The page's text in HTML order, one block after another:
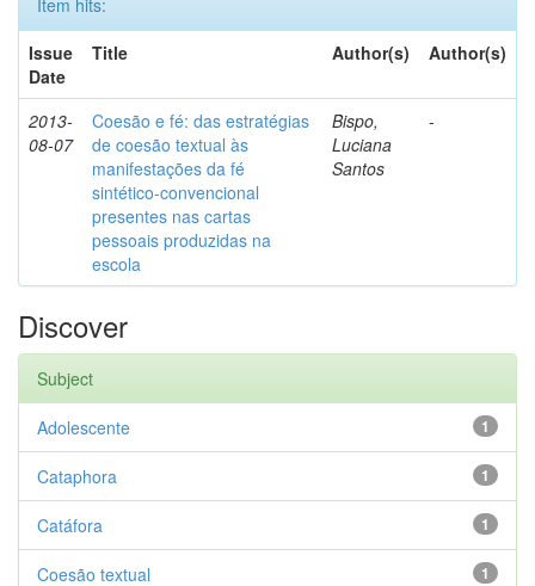
Item hits:
Issue
Date
Title Author(s) Author(s)
2013-
08-07
Coesão e fé: das estratégias
de coesão textual às
manifestações da fé
sintético-convencional
presentes nas cartas
pessoais produzidas na
escola
Bispo,
Luciana
Santos
-
Discover
Subject
1
Adolescente
1
Cataphora
1
Catáfora
1
Coesão textual